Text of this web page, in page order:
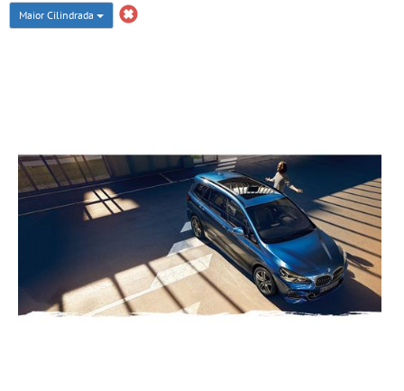
Maior Cilindrada